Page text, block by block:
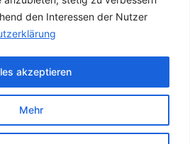
den Interessen der Nutzer
Mehr
akzeptieren
, Turkey , U-Boot ,
Deutscher Ubootfahrer e.V.